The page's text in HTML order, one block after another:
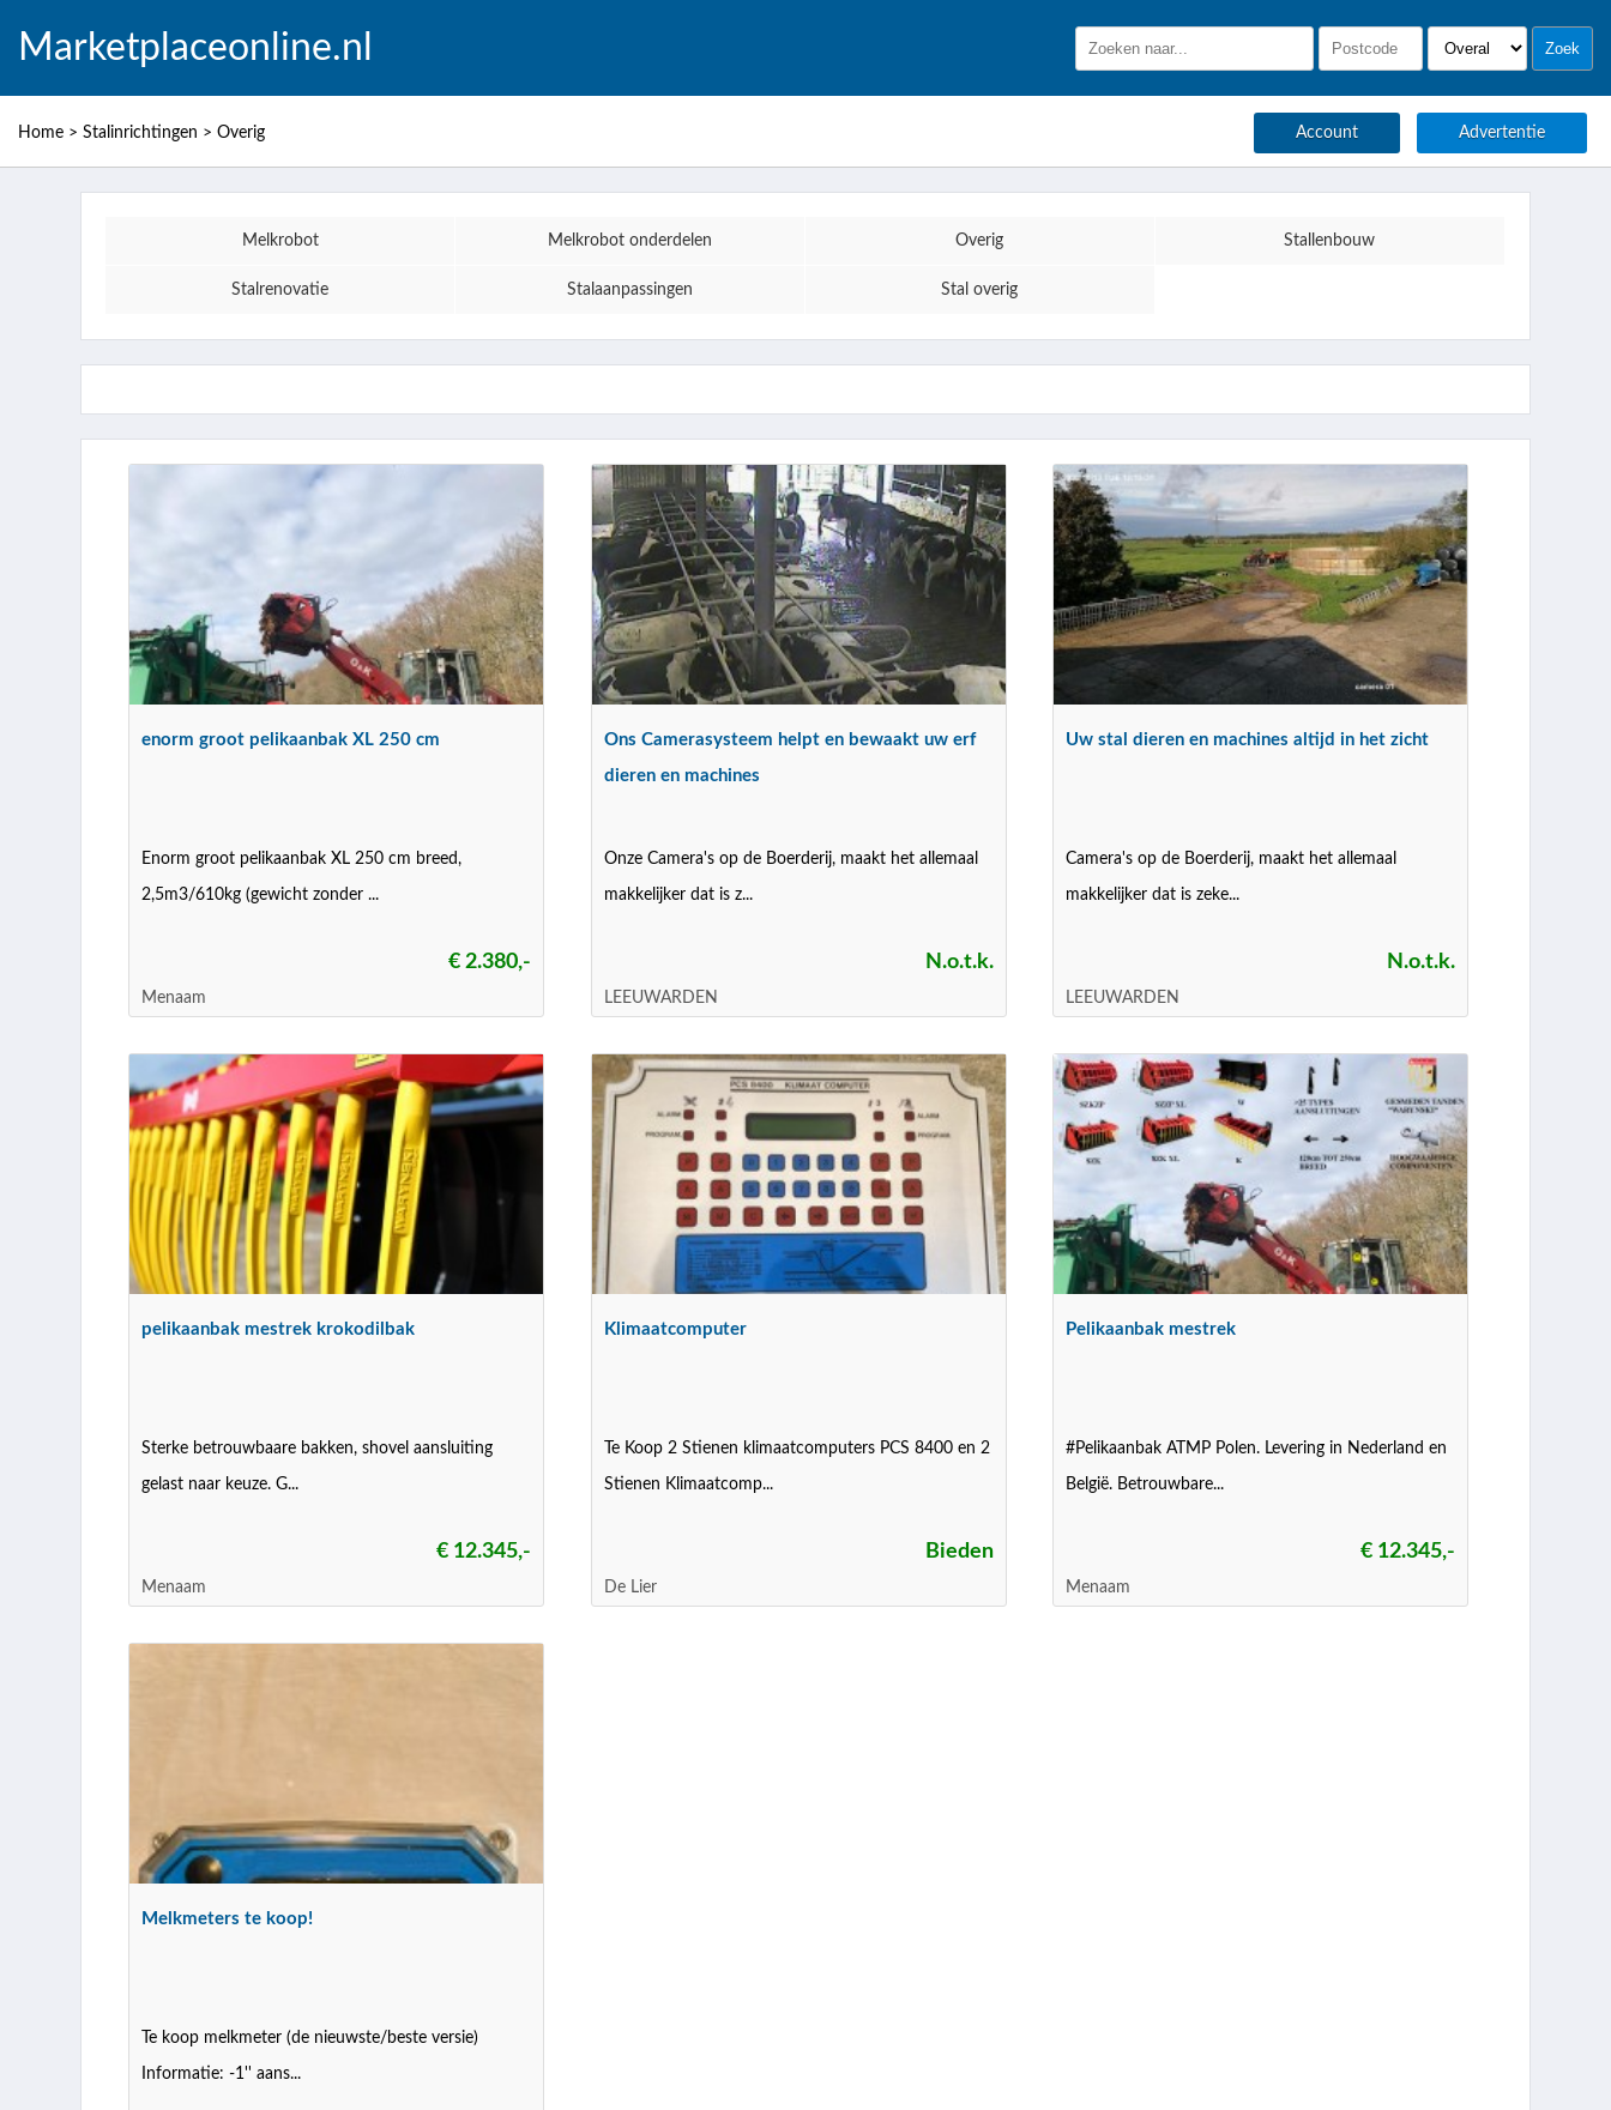
Marketplaceonline.nl
Home > Stalinrichtingen > Overig Account Advertentie
Melkrobot Melkrobot onderdelen Overig Stallenbouw
Stalrenovatie Stalaanpassingen Stal overig
enorm groot pelikaanbak XL 250 cm
Enorm groot pelikaanbak XL 250 cm breed,
2,5m3/610kg (gewicht zonder ...
€ 2.380,-
Menaam
Ons Camerasysteem helpt en bewaakt uw erf
dieren en machines
Onze Camera's op de Boerderij, maakt het allemaal
makkelijker dat is z...
N.o.t.k.
LEEUWARDEN
Uw stal dieren en machines altijd in het zicht
Camera's op de Boerderij, maakt het allemaal
makkelijker dat is zeke...
N.o.t.k.
LEEUWARDEN
pelikaanbak mestrek krokodilbak
Sterke betrouwbaare bakken, shovel aansluiting
gelast naar keuze. G...
€ 12.345,-
Menaam
Klimaatcomputer
Te Koop 2 Stienen klimaatcomputers PCS 8400 en 2
Stienen Klimaatcomp...
Bieden
De Lier
Pelikaanbak mestrek
#Pelikaanbak ATMP Polen. Levering in Nederland en
België. Betrouwbare...
€ 12.345,-
Menaam
Melkmeters te koop!
Te koop melkmeter (de nieuwste/beste versie)
Informatie: -1'' aans...